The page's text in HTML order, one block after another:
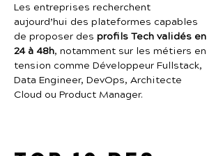
Les entreprises recherchent
aujourd’hui des plateformes capables
de proposer des profils Tech validés en
24 à 48h, notamment sur les métiers en
tension comme Développeur Fullstack,
Data Engineer, DevOps, Architecte
Cloud ou Product Manager.